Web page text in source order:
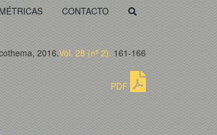
MÉTRICAS CONTACTO
2016.Vol. 28 (nº 2). 161-166
PDF